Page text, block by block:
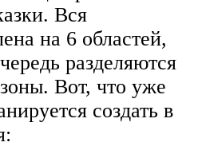
Вся
на 6 областей,
разделяются
Вот, что уже
создать в